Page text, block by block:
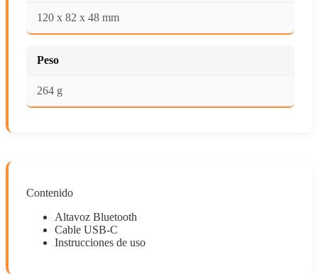
120 x 82 x 48 mm
Peso
264 g
Contenido
Altavoz Bluetooth
Cable USB-C
Instrucciones de uso